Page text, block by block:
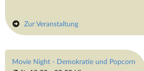
Zur Veranstaltung
Movie Night - Demokratie und Popcorn